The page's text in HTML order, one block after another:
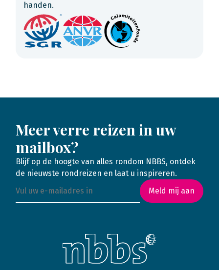
handen.
Meer verre reizen in uw
mailbox?
Blijf op de hoogte van alles rondom NBBS, ontdek
de nieuwste rondreizen en laat u inspireren.
Meld mij aan